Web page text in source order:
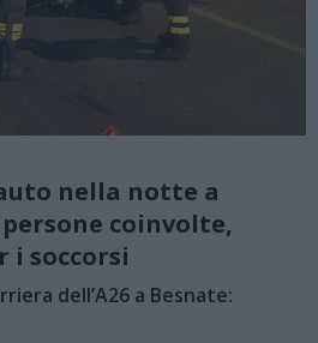
nella notte a
coinvolte,
i soccorsi
dell’A26 a Besnate: